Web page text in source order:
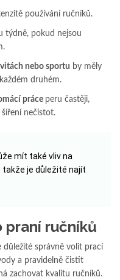
používání ručníků.
týdně, pokud nejsou
nebo sportu by měly
druhém.
práce peru častěji,
nečistot.
mít také vliv na
je důležité najít
praní ručníků
správně volit prací
a pravidelně čistit
zachovat kvalitu ručníků.